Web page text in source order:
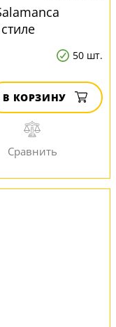
50 шт.
В КОРЗИНУ